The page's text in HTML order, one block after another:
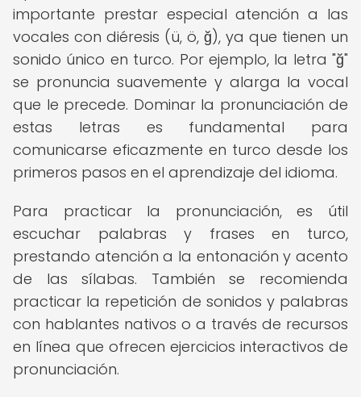
importante prestar especial atención a las
vocales con diéresis (ü, ö, ğ), ya que tienen un
sonido único en turco. Por ejemplo, la letra "ğ"
se pronuncia suavemente y alarga la vocal
que le precede. Dominar la pronunciación de
estas letras es fundamental para
comunicarse eficazmente en turco desde los
primeros pasos en el aprendizaje del idioma.
Para practicar la pronunciación, es útil
escuchar palabras y frases en turco,
prestando atención a la entonación y acento
de las sílabas. También se recomienda
practicar la repetición de sonidos y palabras
con hablantes nativos o a través de recursos
en línea que ofrecen ejercicios interactivos de
pronunciación.